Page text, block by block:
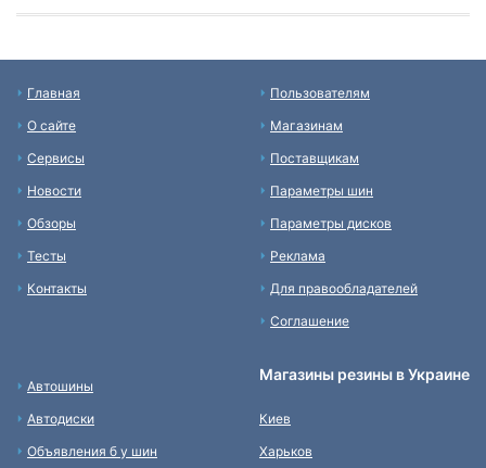
Главная
О сайте
Сервисы
Новости
Обзоры
Тесты
Контакты
Пользователям
Магазинам
Поставщикам
Параметры шин
Параметры дисков
Реклама
Для правообладателей
Соглашение
Автошины
Автодиски
Объявления б у шин
Магазины резины в Украине
Киев
Харьков